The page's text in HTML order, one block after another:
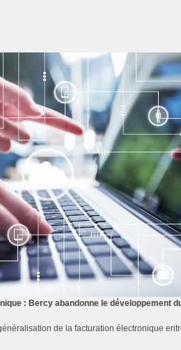
: Bercy abandonne le développement
de la facturation électronique